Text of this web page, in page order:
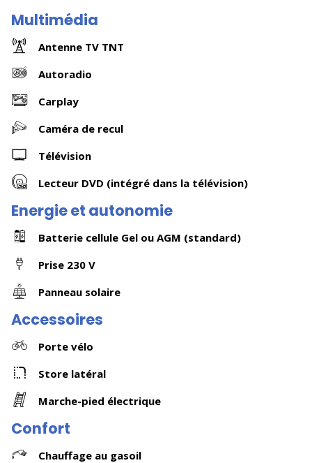
Multimédia
Antenne TV TNT
Autoradio
Carplay
Caméra de recul
Télévision
Lecteur DVD (intégré dans la télévision)
Energie et autonomie
Batterie cellule Gel ou AGM (standard)
Prise 230 V
Panneau solaire
Accessoires
Porte vélo
Store latéral
Marche-pied électrique
Confort
Chauffage au gasoil